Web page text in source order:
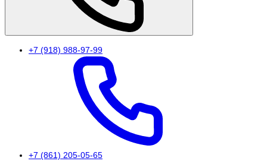
+7 (918) 988-97-99
+7 (861) 205-05-65